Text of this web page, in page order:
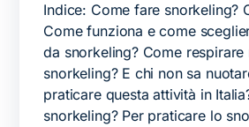
Indice: Come fare snorkeling?
Come funziona e come
da snorkeling? Come respirare
snorkeling? E chi non sa
praticare questa attività in
snorkeling? Per praticare lo